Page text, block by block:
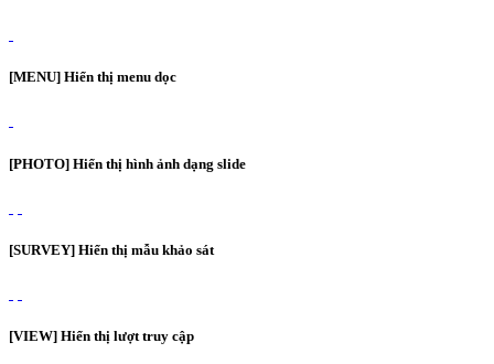
[MENU] Hiển thị menu dọc
[PHOTO] Hiển thị hình ảnh dạng slide
[SURVEY] Hiển thị mẫu khảo sát
[VIEW] Hiển thị lượt truy cập